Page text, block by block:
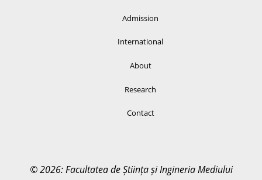
Admission
International
About
Research
Contact
© 2026: Facultatea de Știința și Ingineria Mediului